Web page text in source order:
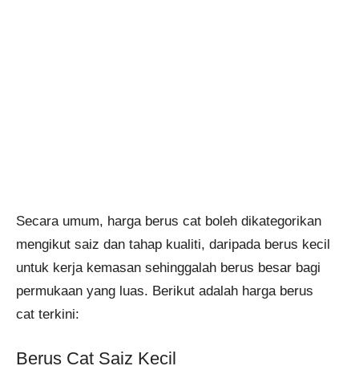
Secara umum, harga berus cat boleh dikategorikan
mengikut saiz dan tahap kualiti, daripada berus kecil
untuk kerja kemasan sehinggalah berus besar bagi
permukaan yang luas. Berikut adalah harga berus
cat terkini:
Berus Cat Saiz Kecil